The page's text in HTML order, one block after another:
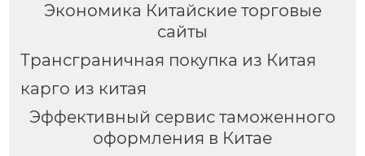
Экономика Китайские торговые
сайты
Трансграничная покупка из Китая
карго из китая
Эффективный сервис таможенного
оформления в Китае